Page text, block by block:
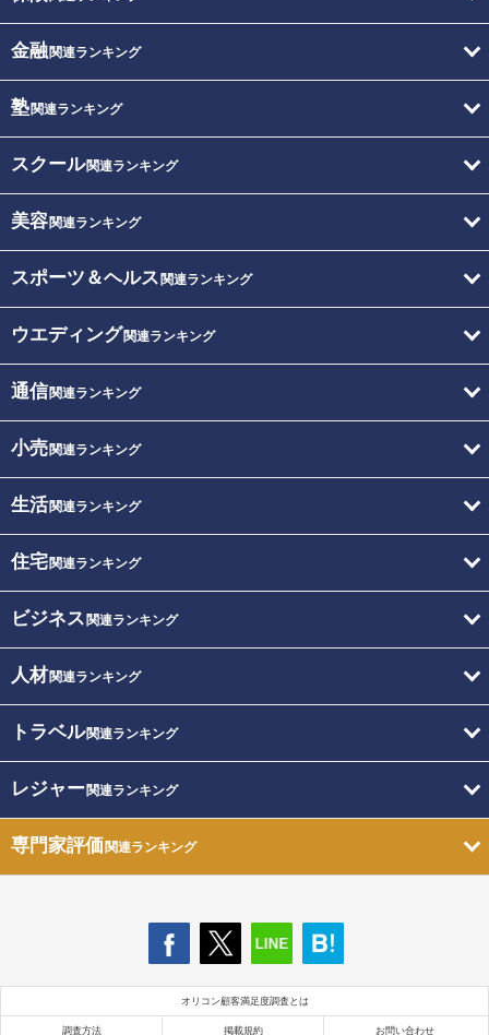
金融関連ランキング
塾関連ランキング
スクール関連ランキング
美容関連ランキング
スポーツ＆ヘルス 関連ランキング
ウエディング関連ランキング
通信関連ランキング
小売関連ランキング
生活関連ランキング
住宅関連ランキング
ビジネス 関連ランキング
人材関連ランキング
トラベル関連ランキング
レジャー関連ランキング
専門家評価関連ランキング
オリコン顧客満足度調査とは
調査方法 掲載規約 お問い合わせ